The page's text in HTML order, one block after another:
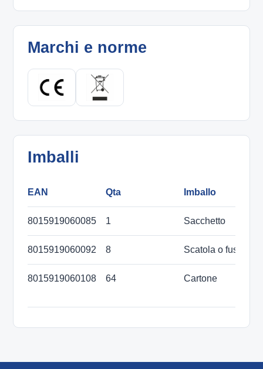
Marchi e norme
Imballi
EAN Qta Imballo
8015919060085 1 Sacchetto
8015919060092 8 Scatola o fustino
8015919060108 64 Cartone